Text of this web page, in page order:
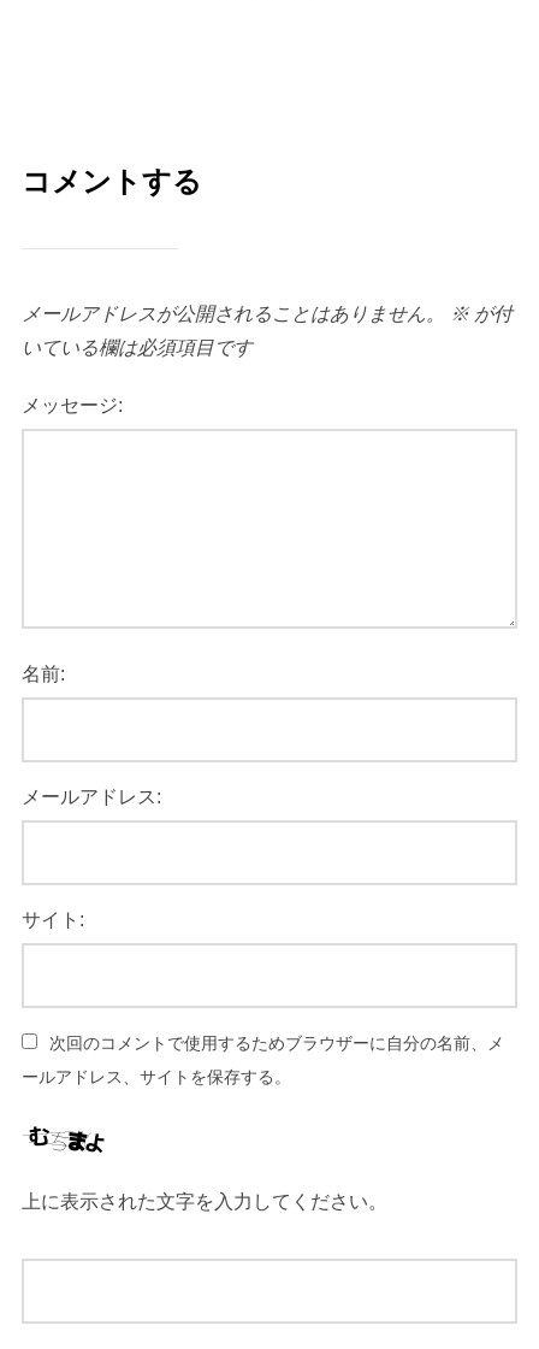
コメントする
メールアドレスが公開されることはありません。 ※が付
いている欄は必須項目です
メッセージ:
名前:
メールアドレス:
サイト:
次回のコメントで使用するためブラウザーに自分の名前、メ
ールアドレス、サイトを保存する。
上に表示された文字を入力してください。